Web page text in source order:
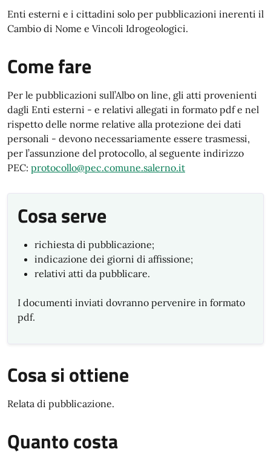
Enti esterni e i cittadini solo per pubblicazioni inerenti il
Cambio di Nome e Vincoli Idrogeologici.
Come fare
Per le pubblicazioni sull’Albo on line, gli atti provenienti
dagli Enti esterni - e relativi allegati in formato pdf e nel
rispetto delle norme relative alla protezione dei dati
personali - devono necessariamente essere trasmessi,
per l’assunzione del protocollo, al seguente indirizzo
PEC: protocollo@pec.comune.salerno.it
Cosa serve
richiesta di pubblicazione;
indicazione dei giorni di affissione;
relativi atti da pubblicare.
I documenti inviati dovranno pervenire in formato
pdf.
Cosa si ottiene
Relata di pubblicazione.
Quanto costa